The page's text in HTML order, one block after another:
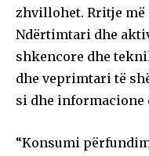
zhvillohet. Rritje më
Ndërtimtari dhe
shkencore dhe
dhe veprimtari të
si dhe informacione
“Konsumi